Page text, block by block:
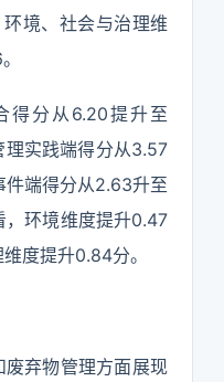
境、社会与治理维
得分从6.20提升至
实践端得分从3.57
端得分从2.63升至
环境维度提升0.47
度提升0.84分。
弃物管理方面展现